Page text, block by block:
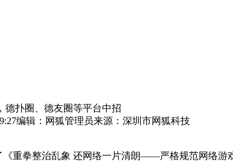
德扑圈、德友圈等平台中招
编辑：网狐管理员来源：深圳市网狐科技
重拳整治乱象 还网络一片清朗——严格规范网络游